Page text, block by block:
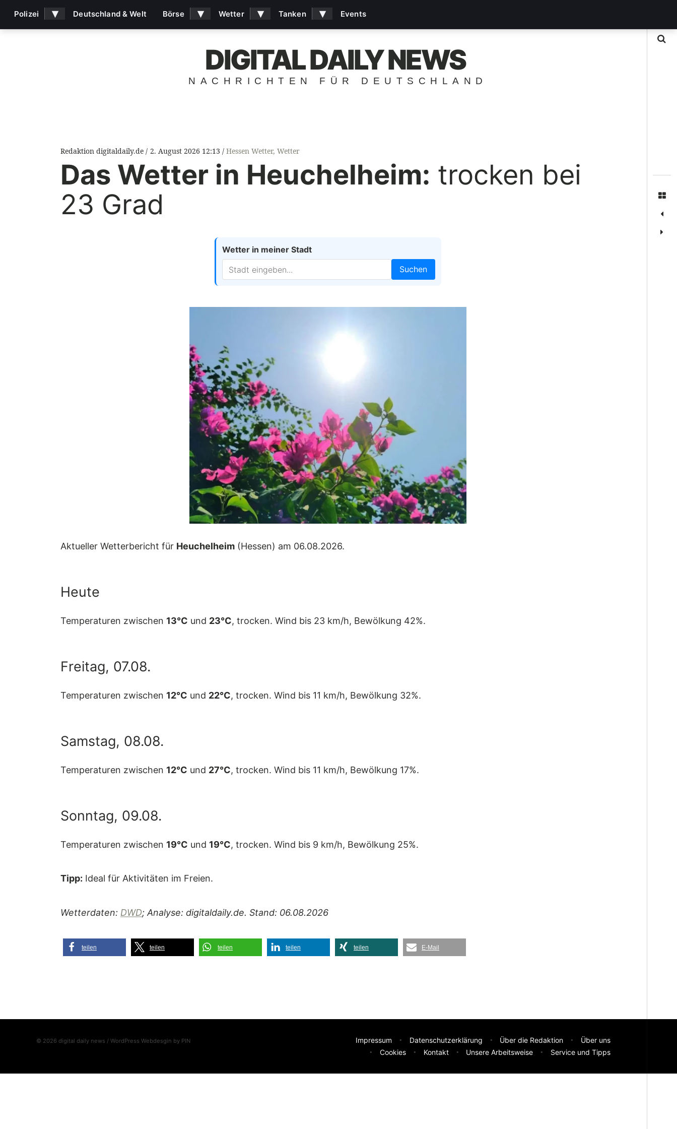
DIGITAL DAILY NEWS
NACHRICHTEN FÜR DEUTSCHLAND
Redaktion digitaldaily.de 2. August 2026 12:13 Hessen Wetter, Wetter
Das Wetter in Heuchelheim: trocken bei
23 Grad
Wetter in meiner Stadt
Suchen
Aktueller Wetterbericht für Heuchelheim (Hessen) am 06.08.2026.
Heute
Temperaturen zwischen 13°C und 23°C, trocken. Wind bis 23 km/h, Bewölkung 42%.
Freitag, 07.08.
Temperaturen zwischen 12°C und 22°C, trocken. Wind bis 11 km/h, Bewölkung 32%.
Samstag, 08.08.
Temperaturen zwischen 12°C und 27°C, trocken. Wind bis 11 km/h, Bewölkung 17%.
Sonntag, 09.08.
Temperaturen zwischen 19°C und 19°C, trocken. Wind bis 9 km/h, Bewölkung 25%.
Tipp: Ideal für Aktivitäten im Freien.
Wetterdaten: DWD; Analyse: digitaldaily.de. Stand: 06.08.2026
teilen teilen teilen teilen teilen E-Mail
© 2026 digital daily news / WordPress Webdesgin by PIN Impressum Datenschutzerklärung Über die Redaktion
Über uns
Cookies
Kontakt Unsere Arbeitsweise Service und Tipps
Polizei ▾ Deutschland & Welt Börse ▾ Wetter ▾ Tanken ▾ Events